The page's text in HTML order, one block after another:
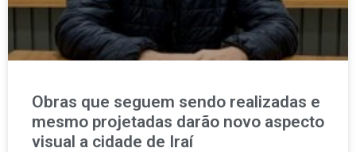
Obras que seguem sendo realizadas e
mesmo projetadas darão novo aspecto
visual a cidade de Iraí